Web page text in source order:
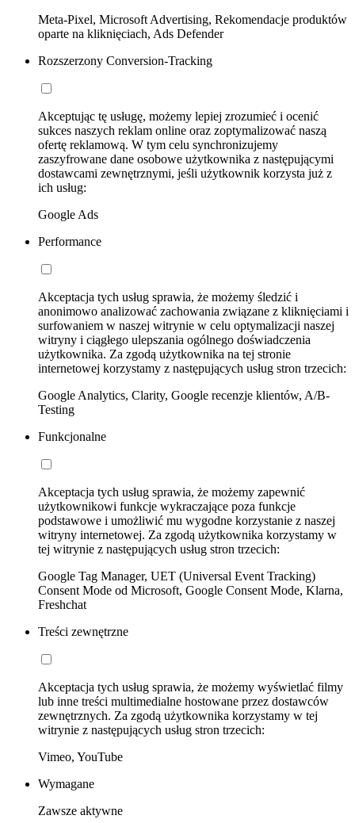
Meta-Pixel, Microsoft Advertising, Rekomendacje produktów
oparte na kliknięciach, Ads Defender
Rozszerzony Conversion-Tracking
Akceptując tę usługę, możemy lepiej zrozumieć i ocenić
sukces naszych reklam online oraz zoptymalizować naszą
ofertę reklamową. W tym celu synchronizujemy
zaszyfrowane dane osobowe użytkownika z następującymi
dostawcami zewnętrznymi, jeśli użytkownik korzysta już z
ich usług:
Google Ads
Performance
Akceptacja tych usług sprawia, że możemy śledzić i
anonimowo analizować zachowania związane z kliknięciami i
surfowaniem w naszej witrynie w celu optymalizacji naszej
witryny i ciągłego ulepszania ogólnego doświadczenia
użytkownika. Za zgodą użytkownika na tej stronie
internetowej korzystamy z następujących usług stron trzecich:
Google Analytics, Clarity, Google recenzje klientów, A/B-
Testing
Funkcjonalne
Akceptacja tych usług sprawia, że możemy zapewnić
użytkownikowi funkcje wykraczające poza funkcje
podstawowe i umożliwić mu wygodne korzystanie z naszej
witryny internetowej. Za zgodą użytkownika korzystamy w
tej witrynie z następujących usług stron trzecich:
Google Tag Manager, UET (Universal Event Tracking)
Consent Mode od Microsoft, Google Consent Mode, Klarna,
Freshchat
Treści zewnętrzne
Akceptacja tych usług sprawia, że możemy wyświetlać filmy
lub inne treści multimedialne hostowane przez dostawców
zewnętrznych. Za zgodą użytkownika korzystamy w tej
witrynie z następujących usług stron trzecich:
Vimeo, YouTube
Wymagane
Zawsze aktywne